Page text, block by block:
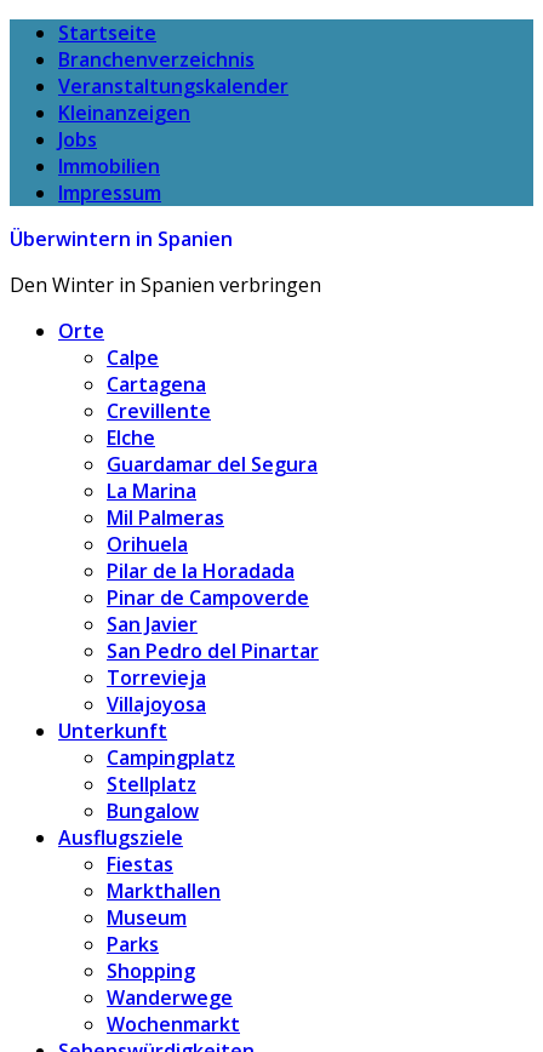
Startseite
Branchenverzeichnis
Veranstaltungskalender
Kleinanzeigen
Jobs
Immobilien
Impressum
Überwintern in Spanien
Den Winter in Spanien verbringen
Orte
Calpe
Cartagena
Crevillente
Elche
Guardamar del Segura
La Marina
Mil Palmeras
Orihuela
Pilar de la Horadada
Pinar de Campoverde
San Javier
San Pedro del Pinartar
Torrevieja
Villajoyosa
Unterkunft
Campingplatz
Stellplatz
Bungalow
Ausflugsziele
Fiestas
Markthallen
Museum
Parks
Shopping
Wanderwege
Wochenmarkt